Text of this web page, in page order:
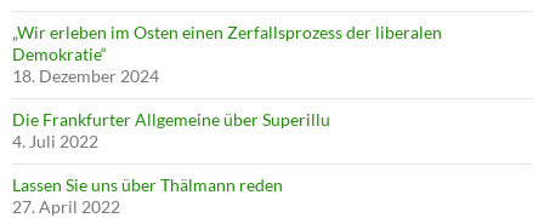
„Wir erleben im Osten einen Zerfallsprozess der liberalen
Demokratie“
18. Dezember 2024
Die Frankfurter Allgemeine über Superillu
4. Juli 2022
Lassen Sie uns über Thälmann reden
27. April 2022